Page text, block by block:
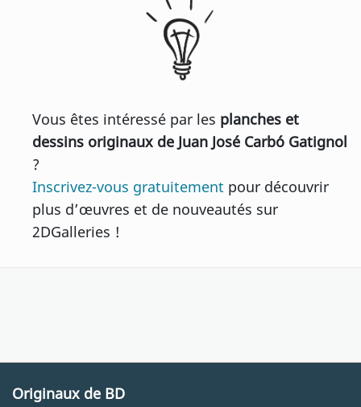
Vous êtes intéressé par les planches et
dessins originaux de Juan José Carbó Gatignol
?
Inscrivez-vous gratuitement pour découvrir
plus d’œuvres et de nouveautés sur
2DGalleries !
Originaux de BD